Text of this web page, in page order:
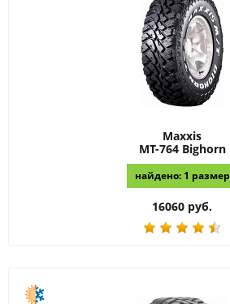
Maxxis
MT-764 Bighorn
найдено: 1 размер
16060 руб.